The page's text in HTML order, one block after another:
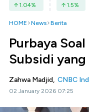
1.04% 1.5%
HOME News Berita
Purbaya
Subsidi yang
Zahwa Madjid, CNBC
02 January 2026 07:25